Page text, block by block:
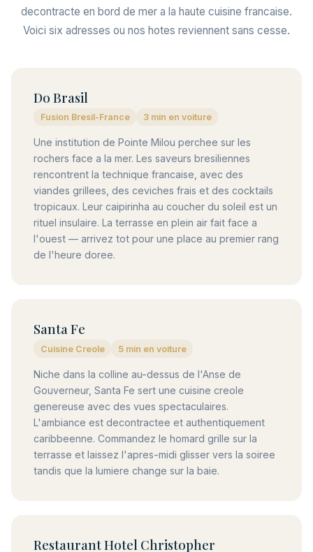
decontracte en bord de mer a la haute cuisine francaise.
Voici six adresses ou nos hotes reviennent sans cesse.
Do Brasil
Fusion Bresil-France 3 min en voiture
Une institution de Pointe Milou perchee sur les
rochers face a la mer. Les saveurs bresiliennes
rencontrent la technique francaise, avec des
viandes grillees, des ceviches frais et des cocktails
tropicaux. Leur caipirinha au coucher du soleil est un
rituel insulaire. La terrasse en plein air fait face a
l'ouest — arrivez tot pour une place au premier rang
de l'heure doree.
Santa Fe
Cuisine Creole 5 min en voiture
Niche dans la colline au-dessus de l'Anse de
Gouverneur, Santa Fe sert une cuisine creole
genereuse avec des vues spectaculaires.
L'ambiance est decontractee et authentiquement
caribbeenne. Commandez le homard grille sur la
terrasse et laissez l'apres-midi glisser vers la soiree
tandis que la lumiere change sur la baie.
Restaurant Hotel Christopher